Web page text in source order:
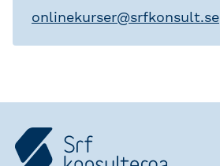
onlinekurser@srfkonsult.se